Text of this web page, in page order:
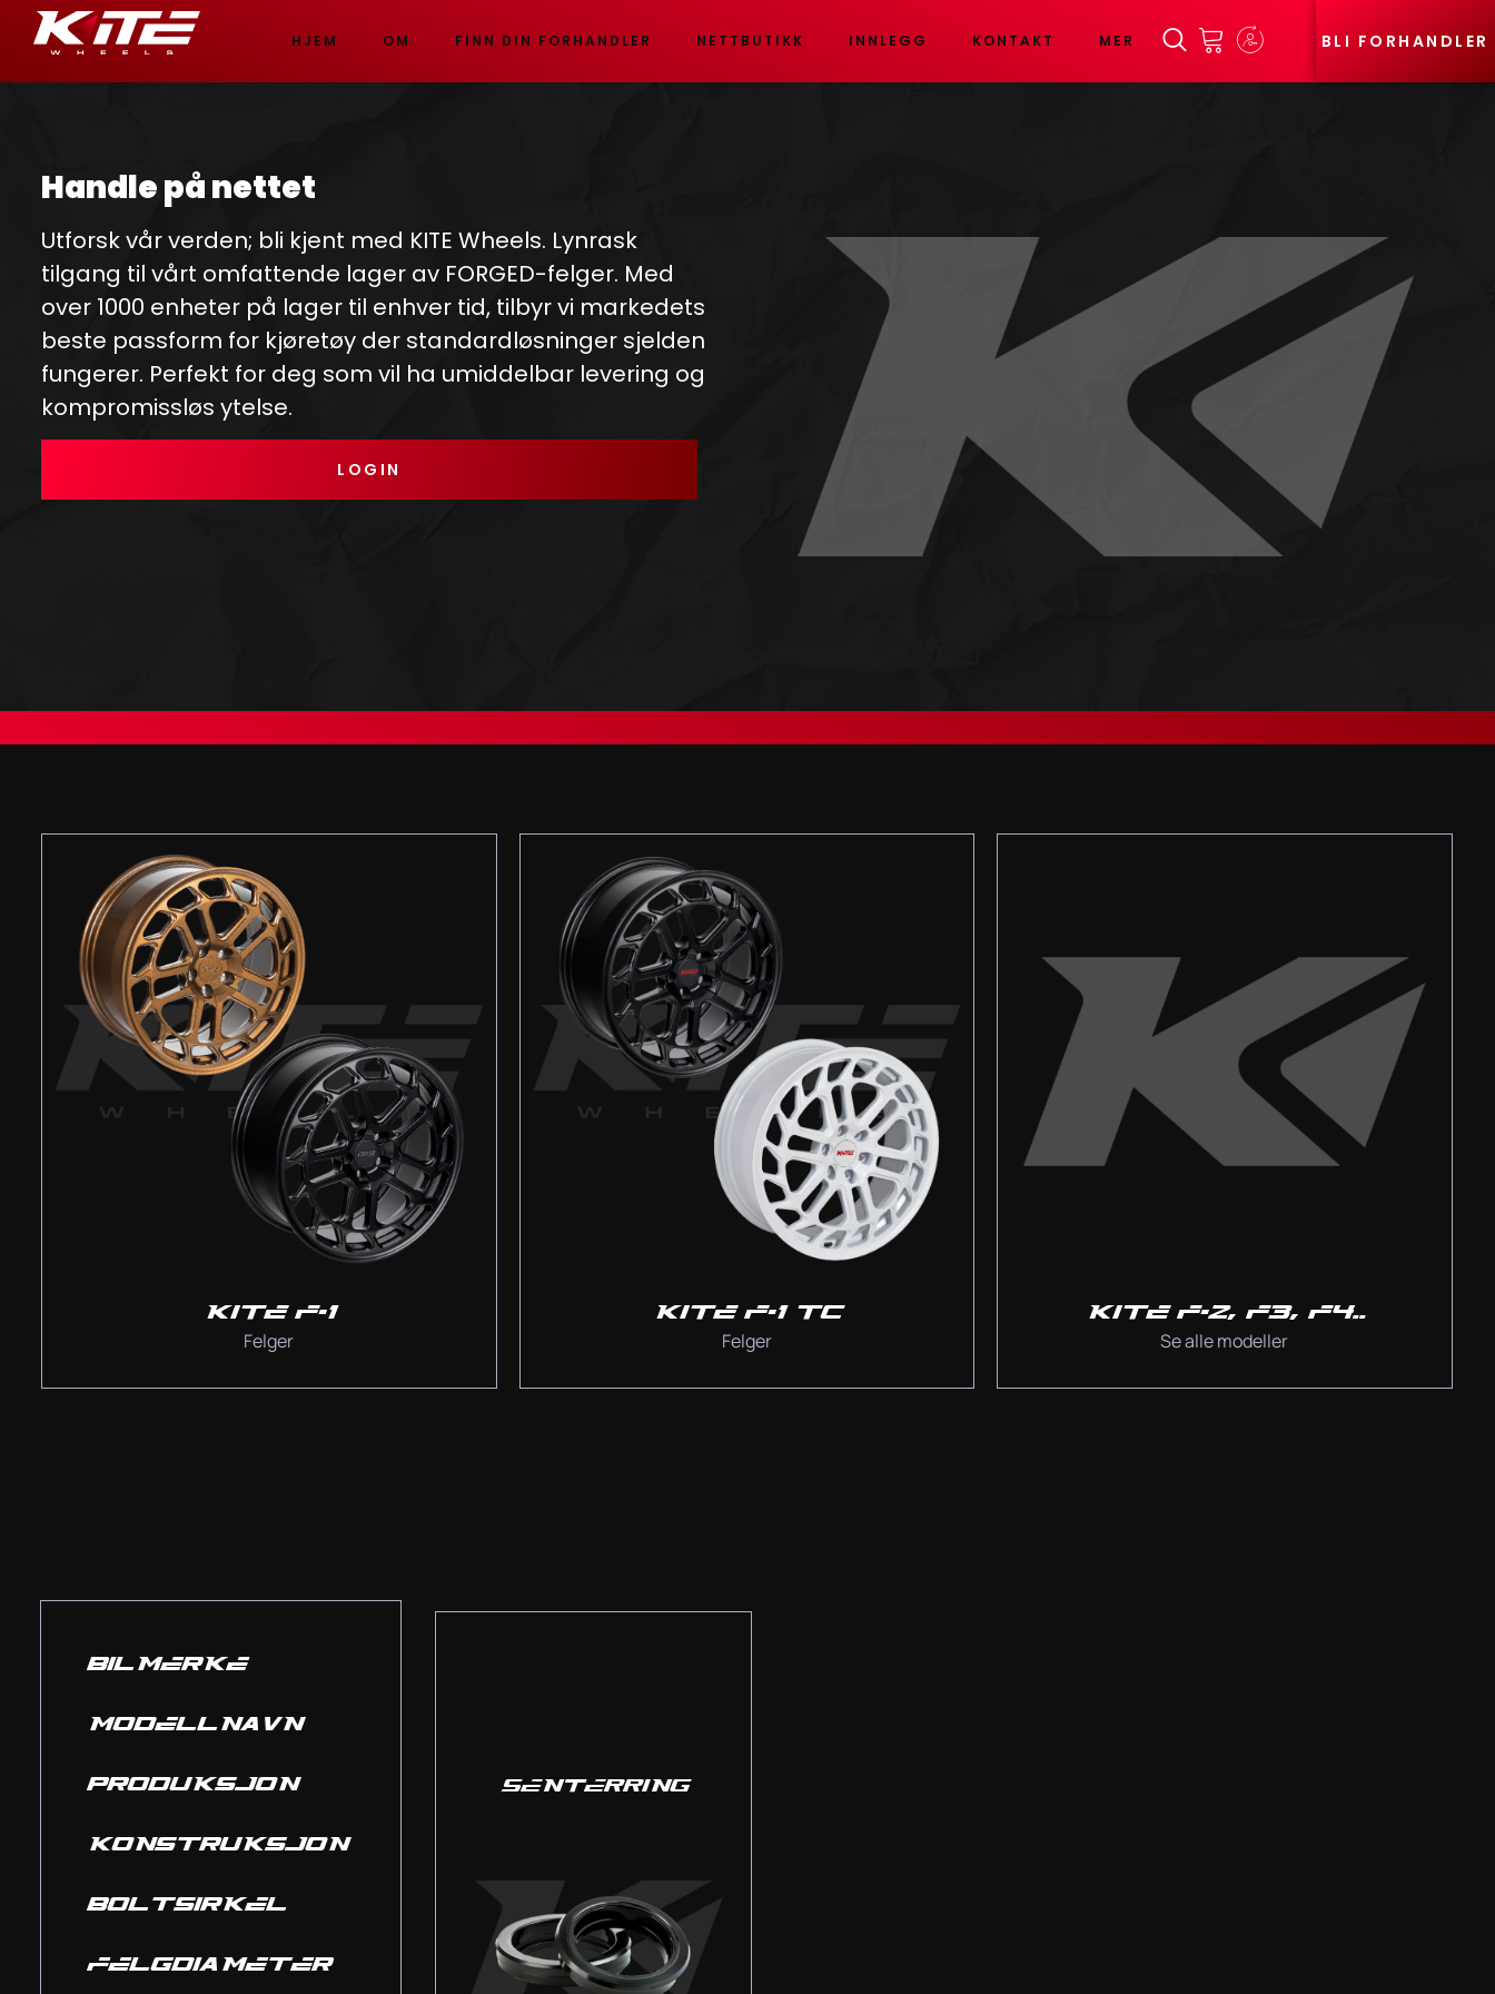
HJEM OM FINN DIN FORHANDLER NETTBUTIKK INNLEGG KONTAKT MER BLI FORHANDLER
Handle på nettet
Utforsk vår verden; bli kjent med KITE Wheels. Lynrask
tilgang til vårt omfattende lager av FORGED-felger. Med
over 1000 enheter på lager til enhver tid, tilbyr vi markedets
beste passform for kjøretøy der standardløsninger sjelden
fungerer. Perfekt for deg som vil ha umiddelbar levering og
kompromissløs ytelse.
LOGIN
KITE F-1
Felger
KITE F-1 TC
Felger
KITE F-2, F3, F4..
Se alle modeller
BILMERKE
MODELLNAVN
PRODUKSJON
KONSTRUKSJON
BOLTSIRKEL
FELGDIAMETER
SENTERRING